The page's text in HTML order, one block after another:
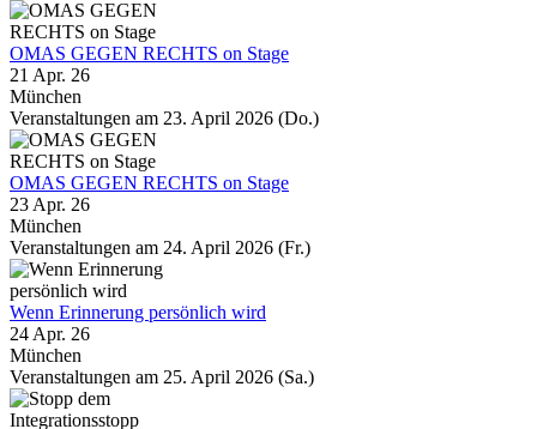
OMAS GEGEN RECHTS on Stage
21 Apr. 26
München
Veranstaltungen am 23. April 2026 (Do.)
OMAS GEGEN RECHTS on Stage
23 Apr. 26
München
Veranstaltungen am 24. April 2026 (Fr.)
Wenn Erinnerung persönlich wird
24 Apr. 26
München
Veranstaltungen am 25. April 2026 (Sa.)